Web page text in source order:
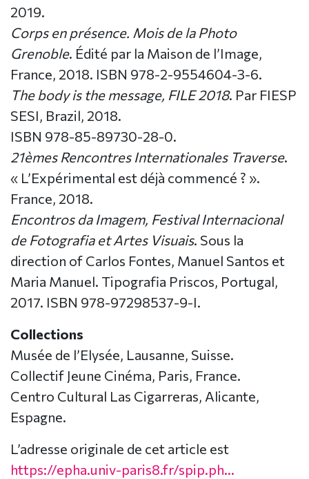
2019.
Corps en présence. Mois de la Photo
Grenoble. Édité par la Maison de l’Image,
France, 2018. ISBN 978-2-9554604-3-6.
The body is the message, FILE 2018. Par FIESP
SESI, Brazil, 2018.
ISBN 978-85-89730-28-0.
21èmes Rencontres Internationales Traverse.
« L’Expérimental est déjà commencé ? ».
France, 2018.
Encontros da Imagem, Festival Internacional
de Fotografia et Artes Visuais. Sous la
direction of Carlos Fontes, Manuel Santos et
Maria Manuel. Tipografia Priscos, Portugal,
2017. ISBN 978-97298537-9-I.
Collections
Musée de l’Elysée, Lausanne, Suisse.
Collectif Jeune Cinéma, Paris, France.
Centro Cultural Las Cigarreras, Alicante,
Espagne.
L’adresse originale de cet article est
https://epha.univ-paris8.fr/spip.ph...